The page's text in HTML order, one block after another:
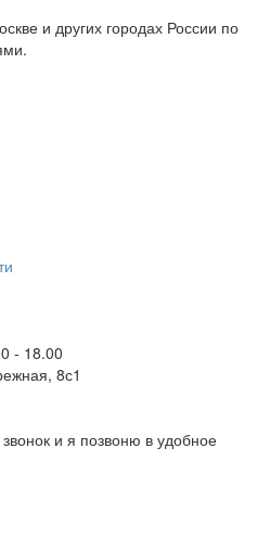
и других городах России по
- 18.00
8с1
и я позвоню в удобное